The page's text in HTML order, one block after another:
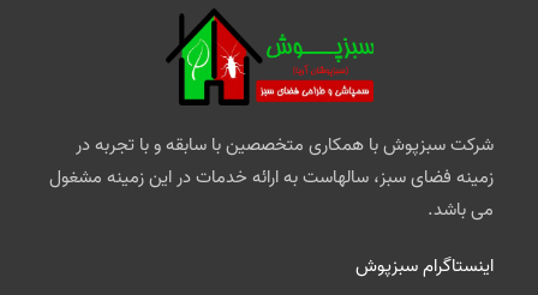
شرکت سبزپوش با همکاری متخصصین با سابقه و با تجربه در
زمینه فضای سبز، سالهاست به ارائه خدمات در این زمینه مشغول
می باشد.
اینستاگرام سبزپوش